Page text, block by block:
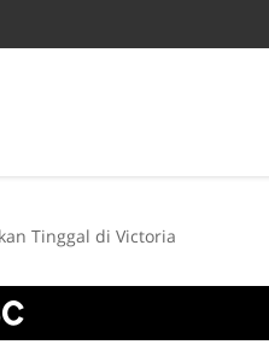
Tinggal di Victoria